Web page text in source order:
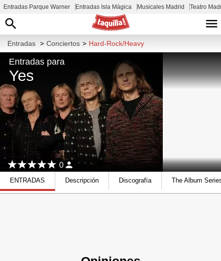
Entradas Parque Warner Entradas Isla Mágica Musicales Madrid Teatro
Entradas > Conciertos > Hard-Rock/Heavy
Entradas para
Yes
0
ENTRADAS Descripción Discografía The Album